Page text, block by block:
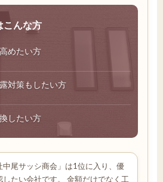
こんな方
めたい方
対策もしたい方
したい方
中尾サッシ商会」は1位に入り、優
したい会社です。 金額だけでなく工